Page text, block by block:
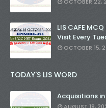
OCTOBER 22,
LIS CAFE
Visit Every
OCTOBER 15,
TODAY'S LIS WORD
Acquisitions